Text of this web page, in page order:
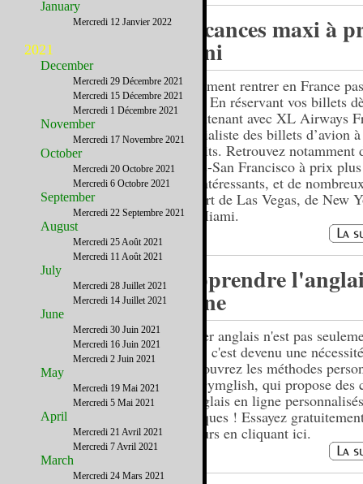
Vacances maxi à
mini
Comment rentrer en France
été ? En réservant vos billets
maintenant avec XL Airways
spécialiste des billets d’avion
réduits. Retrouvez notamment
Paris-San Francisco à prix plus
qu’intéressants, et de
départ de Las Vegas, de New
de Miami.
Apprendre
ligne
Parler anglais n'est pas
plus, c'est devenu une
Découvrez les méthodes
de Gymglish, qui propose des
d'anglais en ligne
ludiques ! Essayez
7 jours en cliquant ici.
January
Mercredi 12 Janvier 2022
2021
December
Mercredi 29 Décembre 2021
Mercredi 15 Décembre 2021
Mercredi 1 Décembre 2021
November
Mercredi 17 Novembre 2021
October
Mercredi 20 Octobre 2021
Mercredi 6 Octobre 2021
September
Mercredi 22 Septembre 2021
August
Mercredi 25 Août 2021
Mercredi 11 Août 2021
July
Mercredi 28 Juillet 2021
Mercredi 14 Juillet 2021
June
Mercredi 30 Juin 2021
Mercredi 16 Juin 2021
Mercredi 2 Juin 2021
May
Mercredi 19 Mai 2021
Mercredi 5 Mai 2021
April
Mercredi 21 Avril 2021
Mercredi 7 Avril 2021
March
Mercredi 24 Mars 2021